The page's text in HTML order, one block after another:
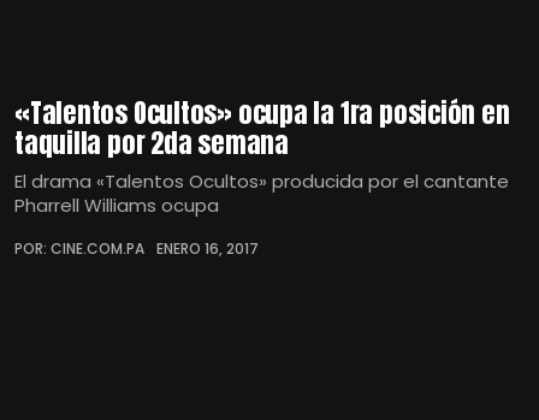
«Talentos Ocultos» ocupa la 1ra posición en
taquilla por 2da semana
El drama «Talentos Ocultos» producida por el cantante
Pharrell Williams ocupa
POR: CINE.COM.PA ENERO 16, 2017